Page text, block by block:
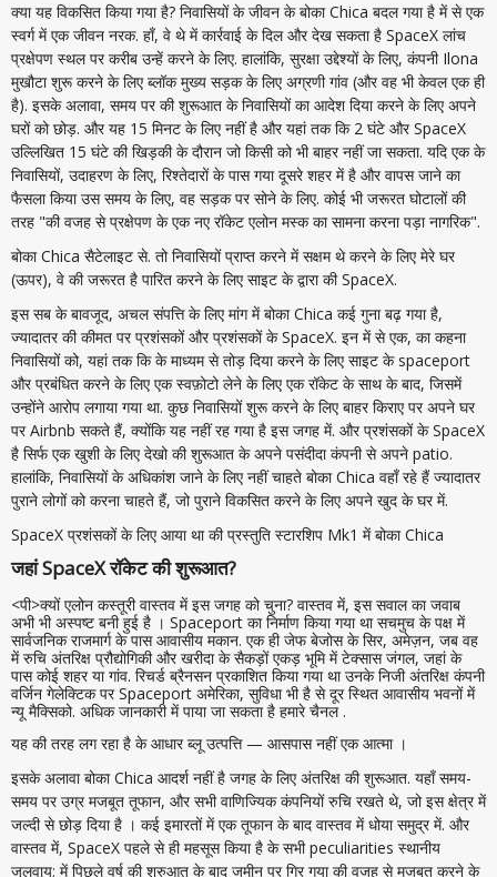
क्या यह विकसित किया गया है? निवासियों के जीवन के बोका Chica बदल गया है में से एक
स्वर्ग में एक जीवन नरक. हाँ, वे थे में कार्रवाई के दिल और देख सकता है SpaceX लांच
प्रक्षेपण स्थल पर करीब उन्हें करने के लिए. हालांकि, सुरक्षा उद्देश्यों के लिए, कंपनी Ilona
मुखौटा शुरू करने के लिए ब्लॉक मुख्य सड़क के लिए अग्रणी गांव (और वह भी केवल एक ही
है). इसके अलावा, समय पर की शुरूआत के निवासियों का आदेश दिया करने के लिए अपने
घरों को छोड़. और यह 15 मिनट के लिए नहीं है और यहां तक कि 2 घंटे और SpaceX
उल्लिखित 15 घंटे की खिड़की के दौरान जो किसी को भी बाहर नहीं जा सकता. यदि एक के
निवासियों, उदाहरण के लिए, रिश्तेदारों के पास गया दूसरे शहर में है और वापस जाने का
फैसला किया उस समय के लिए, वह सड़क पर सोने के लिए. कोई भी जरूरत घोटालों की
तरह "की वजह से प्रक्षेपण के एक नए रॉकेट एलोन मस्क का सामना करना पड़ा नागरिक".
बोका Chica सैटेलाइट से. तो निवासियों प्राप्त करने में सक्षम थे करने के लिए मेरे घर
(ऊपर), वे की जरूरत है पारित करने के लिए साइट के द्वारा की SpaceX.
इस सब के बावजूद, अचल संपत्ति के लिए मांग में बोका Chica कई गुना बढ़ गया है,
ज्यादातर की कीमत पर प्रशंसकों और प्रशंसकों के SpaceX. इन में से एक, का कहना
निवासियों को, यहां तक कि के माध्यम से तोड़ दिया करने के लिए साइट के spaceport
और प्रबंधित करने के लिए एक स्वफ़ोटो लेने के लिए एक रॉकेट के साथ के बाद, जिसमें
उन्होंने आरोप लगाया गया था. कुछ निवासियों शुरू करने के लिए बाहर किराए पर अपने घर
पर Airbnb सकते हैं, क्योंकि यह नहीं रह गया है इस जगह में. और प्रशंसकों के SpaceX
है सिर्फ एक खुशी के लिए देखो की शुरूआत के अपने पसंदीदा कंपनी से अपने patio.
हालांकि, निवासियों के अधिकांश जाने के लिए नहीं चाहते बोका Chica वहाँ रहे हैं ज्यादातर
पुराने लोगों को करना चाहते हैं, जो पुराने विकसित करने के लिए अपने खुद के घर में.
SpaceX प्रशंसकों के लिए आया था की प्रस्तुति स्टारशिप Mk1 में बोका Chica
जहां SpaceX रॉकेट की शुरूआत?
<पी>क्यों एलोन कस्तूरी वास्तव में इस जगह को चुना? वास्तव में, इस सवाल का जवाब
अभी भी अस्पष्ट बनी हुई है । Spaceport का निर्माण किया गया था सचमुच के पक्ष में
सार्वजनिक राजमार्ग के पास आवासीय मकान. एक ही जेफ बेजोस के सिर, अमेज़न, जब वह
में रुचि अंतरिक्ष प्रौद्योगिकी और खरीदा के सैकड़ों एकड़ भूमि में टेक्सास जंगल, जहां के
पास कोई शहर या गांव. रिचर्ड ब्रैनसन प्रकाशित किया गया था उनके निजी अंतरिक्ष कंपनी
वर्जिन गेलेक्टिक पर Spaceport अमेरिका, सुविधा भी है से दूर स्थित आवासीय भवनों में
न्यू मैक्सिको. अधिक जानकारी में पाया जा सकता है हमारे चैनल .
यह की तरह लग रहा है के आधार ब्लू उत्पत्ति — आसपास नहीं एक आत्मा ।
इसके अलावा बोका Chica आदर्श नहीं है जगह के लिए अंतरिक्ष की शुरूआत. यहाँ समय-
समय पर उग्र मजबूत तूफान, और सभी वाणिज्यिक कंपनियों रुचि रखते थे, जो इस क्षेत्र में
जल्दी से छोड़ दिया है । कई इमारतों में एक तूफान के बाद वास्तव में धोया समुद्र में. और
वास्तव में, SpaceX पहले से ही महसूस किया है के सभी peculiarities स्थानीय
जलवायु: में पिछले वर्ष की शुरुआत के बाद जमीन पर गिर गया की वजह से मजबूत करने के